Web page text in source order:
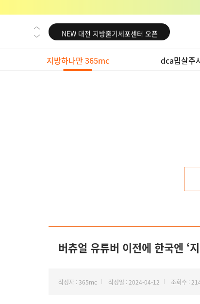
NEW 교대 지방줄기세포센터 오픈
NEW 대전 지방줄기세포센터 오픈
NEW 노원 지방줄기세포센터 오픈
NEW 미국 LA점 오픈
지방하나만 365mc dca밉살주
버츄얼 유튜버 이전에 한국엔
작성자 : 365mc 작성일 : 2024-04-12 조회수 :